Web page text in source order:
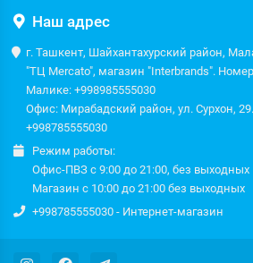
Наш адрес
г. Ташкент, Шайхантахурский район,
"ТЦ Mercato", магазин "Interbrands".
Малике: +998985555030
Офис: Мирабадский район, ул. Сурхон,
+998785555030
Режим работы:
Офис-ПВЗ с 9:00 до 21:00, без выходных
Магазин с 10:00 до 21:00 без выходных
+998785555030 - Интернет-магазин